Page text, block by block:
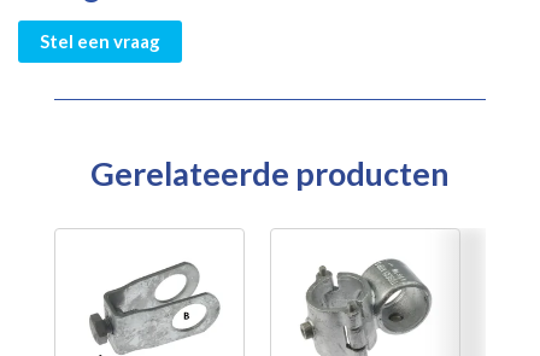
Stel een vraag
Gerelateerde producten